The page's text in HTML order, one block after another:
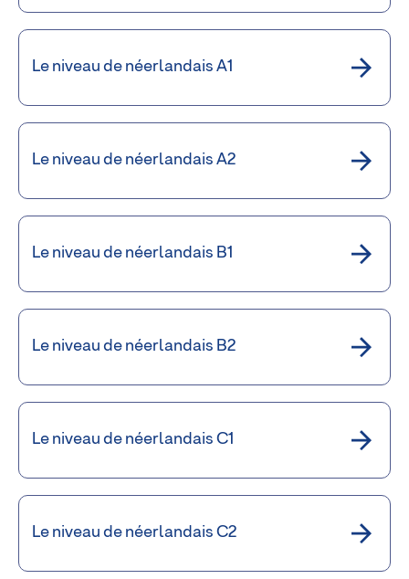
Le niveau de néerlandais A1
Le niveau de néerlandais A2
Le niveau de néerlandais B1
Le niveau de néerlandais B2
Le niveau de néerlandais C1
Le niveau de néerlandais C2